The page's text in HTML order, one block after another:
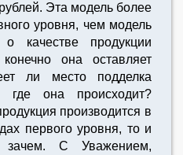
Эта модель более
уровня, чем модель
качестве продукции
она оставляет
ли место подделка
она происходит?
производится в
первого уровня, то и
С Уважением,